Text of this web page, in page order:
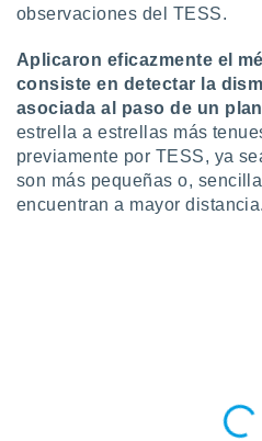
únicos
como
observaciones del TESS.
Aplicaron eficazmente el
consiste en detectar la
asociada al paso de un
estrella a estrellas más
previamente por TESS, ya
son más pequeñas o,
encuentran a mayor distancia.